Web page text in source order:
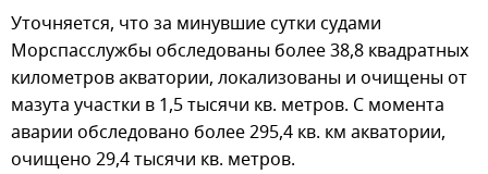
Уточняется, что за минувшие сутки судами
Морспасслужбы обследованы более 38,8 квадратных
километров акватории, локализованы и очищены от
мазута участки в 1,5 тысячи кв. метров. С момента
аварии обследовано более 295,4 кв. км акватории,
очищено 29,4 тысячи кв. метров.